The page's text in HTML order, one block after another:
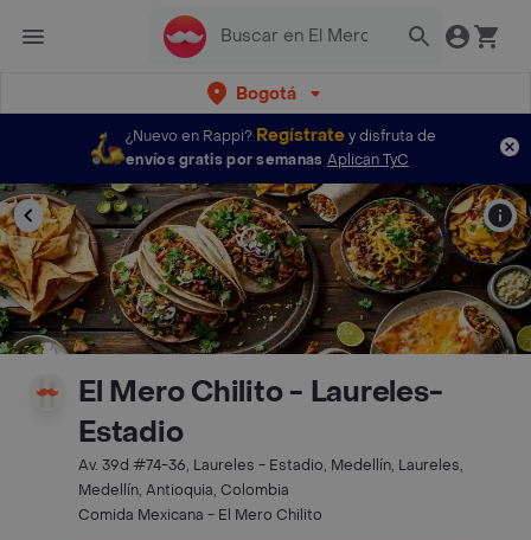
Bogotá
¿Nuevo en Rappi? Regístratey disfruta de
envíos gratis por semanas Aplican TyC
El Mero Chilito - Laureles-
Estadio
Av. 39d #74-36, Laureles - Estadio, Medellín, Laureles,
Medellín, Antioquia, Colombia
Comida Mexicana - El Mero Chilito